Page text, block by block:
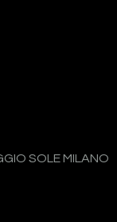
SOLE MILANO